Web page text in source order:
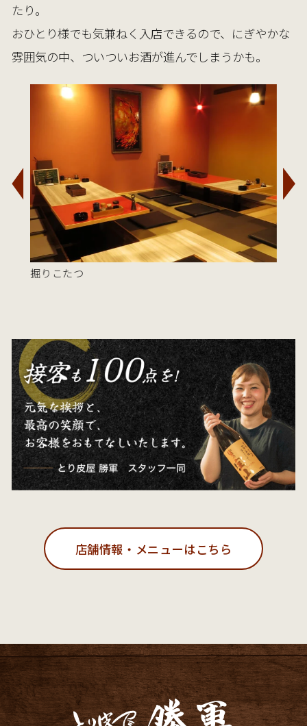
たり。
おひとり様でも気兼ねく入店できるので、にぎやかな
雰囲気の中、ついついお酒が進んでしまうかも。
掘りこたつ
店舗情報・メニューはこちら